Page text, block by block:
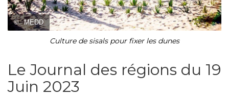
© MEDD
Culture de sisals pour fixer les dunes
Le Journal des régions du 19
Juin 2023